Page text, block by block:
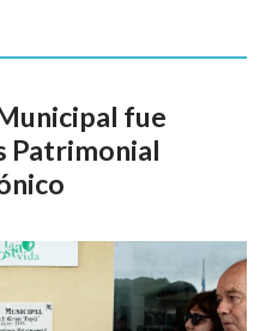
fue
Patrimonial